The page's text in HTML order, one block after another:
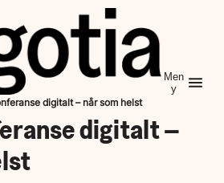
Men
y
digitalt – når som helst
digitalt –